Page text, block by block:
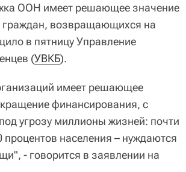
ООН имеет решающее значение
граждан, возвращающихся на
в пятницу Управление
(УВКБ).
имеет решающее
финансирования, с
угрозу миллионы жизней: почти
процентов населения – нуждаются
- говорится в заявлении на